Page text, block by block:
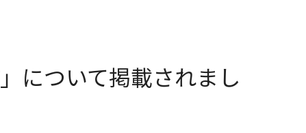
について掲載されまし